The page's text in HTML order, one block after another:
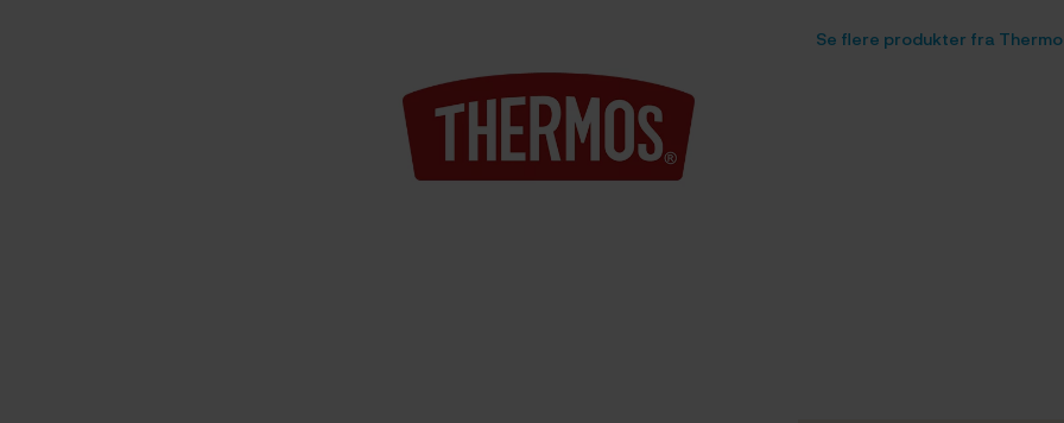
Se flere produkter fra